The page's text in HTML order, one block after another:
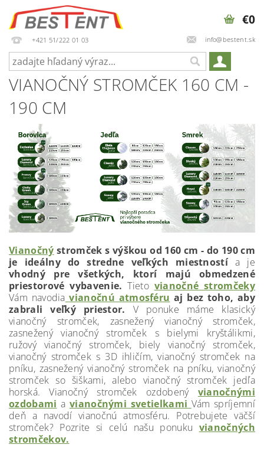
+421 51/222 01 03 info@bestent.sk
€0
VIANOČNÝ STROMČEK 160 CM -
190 CM
Vianočný stromček s výškou od 160 cm - do 190 cm
je ideálny do stredne veľkých miestnostía je
vhodný pre všetkých, ktorí majú obmedzené
priestorové vybavenie. Tieto vianočné stromčeky
Vám navodia vianočnú atmosféru aj bez toho, aby
zabrali veľký priestor. V ponuke máme klasický
vianočný stromček, zasnežený vianočný stromček,
zasnežený vianočný stromček s bielymi kryštálikmi,
ružový vianočný stromček, biely vianočný stromček,
vianočný stromček s 3D ihličím, vianočný stromček na
pníku, zasnežený vianočný stromček na pníku, vianočný
stromček so šiškami, alebo vianočný stromček jedľa
horská. Vianočný stromček ozdobený vianočnými
ozdobami a vianočnými svetielkami Vám spríjemní
deň a navodí vianočnú atmosféru. Potrebujete väčší
stromček? Pozrite si celú našu ponuku vianočných
stromčekov.